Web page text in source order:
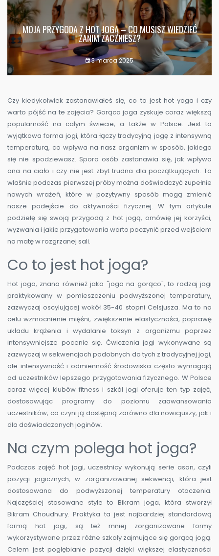
MOJA PRZYGODA Z HOT JOGĄ – CO MUSISZ WIEDZIEĆ
ZANIM ZACZNIESZ?
3 marca 2025
Czy kiedykolwiek zastanawiałeś się, co to jest hot yoga i czy
warto pójść na te zajęcia? Gorąca joga zyskuje coraz większą
popularność na całym świecie, a także w Polsce. Jest to
wyjątkowa forma jogi, która łączy tradycyjną jogę z intensywną
temperaturą, co wpływa na nasz organizm w sposób, jakiego
się nie spodziewasz. Sporo osób zastanawia się, jak wpływa
ona na ciało i czy nie jest zbyt trudna dla początkujących. To
właśnie podczas pierwszej próby można doświadczyć zupełnie
nowych wrażeń, które w pozytywny sposób mogą zmienić
nasze podejście do aktywności fizycznej. W tym artykule
podzielę się swoją przygodą z hot jogą, omówię jej korzyści,
wyzwania i jakie przygotowania warto poczynić przed wejściem
na matę w rozgrzanej sali.
Co to jest hot joga?
Hot joga, znana również jako "joga na gorąco", to rodzaj jogi
praktykowany w pomieszczeniu podwyższonej temperatury,
zazwyczaj oscylującej wokół 35-40 stopni Celsjusza. Ma to na
celu wzmocnienie mięśni, zwiększenie elastyczności, poprawę
układu krążenia i wydalanie toksyn z organizmu poprzez
intensywniejsze pocenie się. Ćwiczenia jogi wykonywane są
zazwyczaj w sekwencjach podobnych do tych z tradycyjnej jogi,
ale intensywność i odmienność środowiska często wymagają
od uczestników lepszego przygotowania fizycznego. W Polsce
coraz więcej klubów fitness i szkół jogi oferuje ten typ zajęć,
dostosowując programy do poziomu zaawansowania
uczestników, co czyni ją dostępną zarówno dla nowicjuszy, jak i
dla doświadczonych joginów.
Na czym polega hot joga?
Podczas zajęć hot jogi, uczestnicy wykonują serie asan, czyli
pozycji jogicznych, w zorganizowanej sekwencji, która jest
dostosowana do podwyższonej temperatury otoczenia.
Najczęściej stosowane style to Bikram joga, która stworzył
Bikram Choudhury. Praktyka ta jest najbardziej standardową
formą hot jogi, są też mniej zorganizowane formy
wykorzystywane przez różne szkoły zajmujące się gorącą jogą.
Celem jest pogłębianie pozycji dzięki większej elastyczności